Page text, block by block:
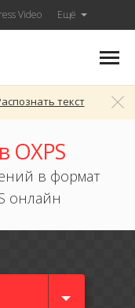
Video Ещё
текст
OXPS
в формат
онлайн